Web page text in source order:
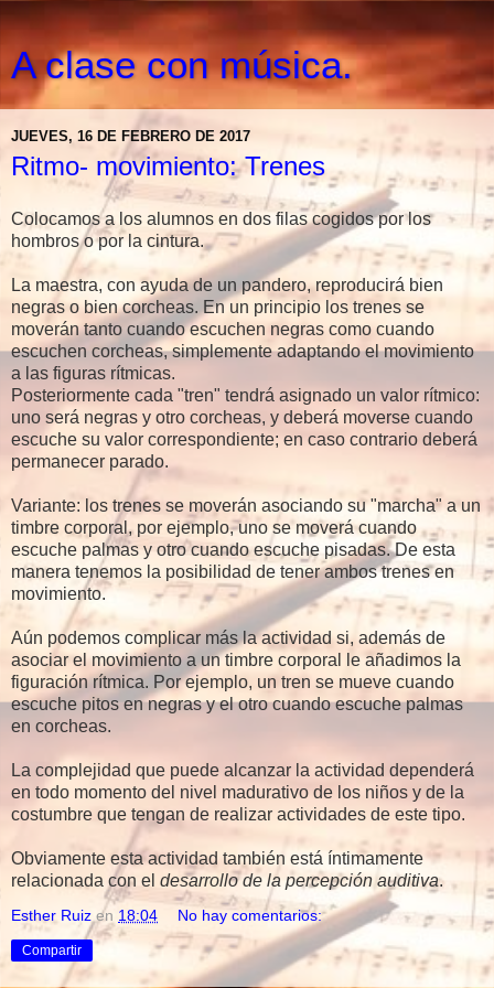
A clase con música.
JUEVES, 16 DE FEBRERO DE 2017
Ritmo- movimiento: Trenes
Colocamos a los alumnos en dos filas cogidos por los
hombros o por la cintura.
La maestra, con ayuda de un pandero, reproducirá bien
negras o bien corcheas. En un principio los trenes se
moverán tanto cuando escuchen negras como cuando
escuchen corcheas, simplemente adaptando el movimiento
a las figuras rítmicas.
Posteriormente cada "tren" tendrá asignado un valor rítmico:
uno será negras y otro corcheas, y deberá moverse cuando
escuche su valor correspondiente; en caso contrario deberá
permanecer parado.
Variante: los trenes se moverán asociando su "marcha" a un
timbre corporal, por ejemplo, uno se moverá cuando
escuche palmas y otro cuando escuche pisadas. De esta
manera tenemos la posibilidad de tener ambos trenes en
movimiento.
Aún podemos complicar más la actividad si, además de
asociar el movimiento a un timbre corporal le añadimos la
figuración rítmica. Por ejemplo, un tren se mueve cuando
escuche pitos en negras y el otro cuando escuche palmas
en corcheas.
La complejidad que puede alcanzar la actividad dependerá
en todo momento del nivel madurativo de los niños y de la
costumbre que tengan de realizar actividades de este tipo.
Obviamente esta actividad también está íntimamente
relacionada con el desarrollo de la percepción auditiva.
Esther Ruiz en 18:04 No hay comentarios:
Compartir